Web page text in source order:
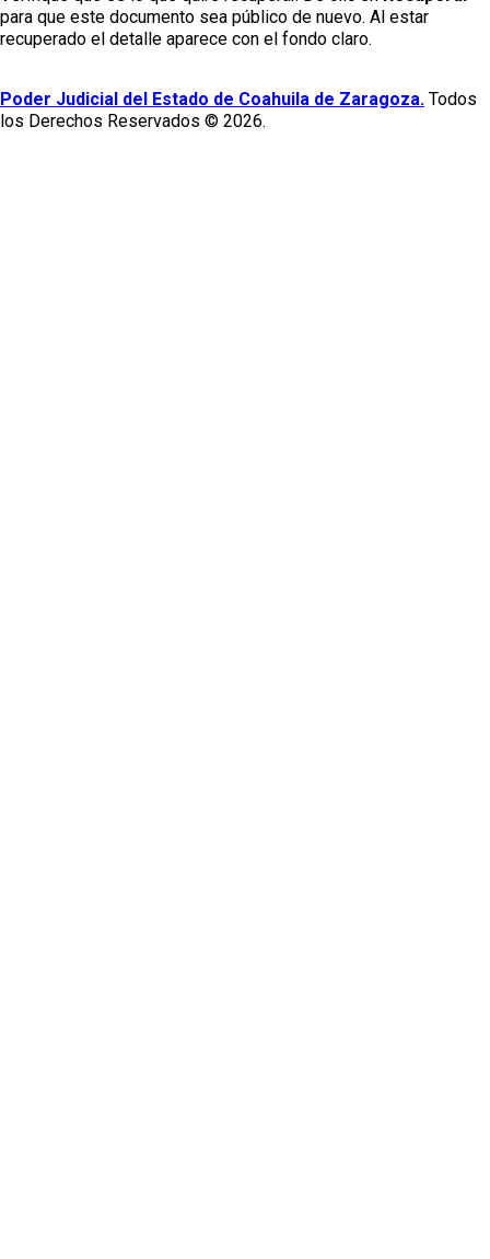
para que este documento sea público de nuevo. Al estar
recuperado el detalle aparece con el fondo claro.
Poder Judicial del Estado de Coahuila de Zaragoza. Todos
los Derechos Reservados © 2026.